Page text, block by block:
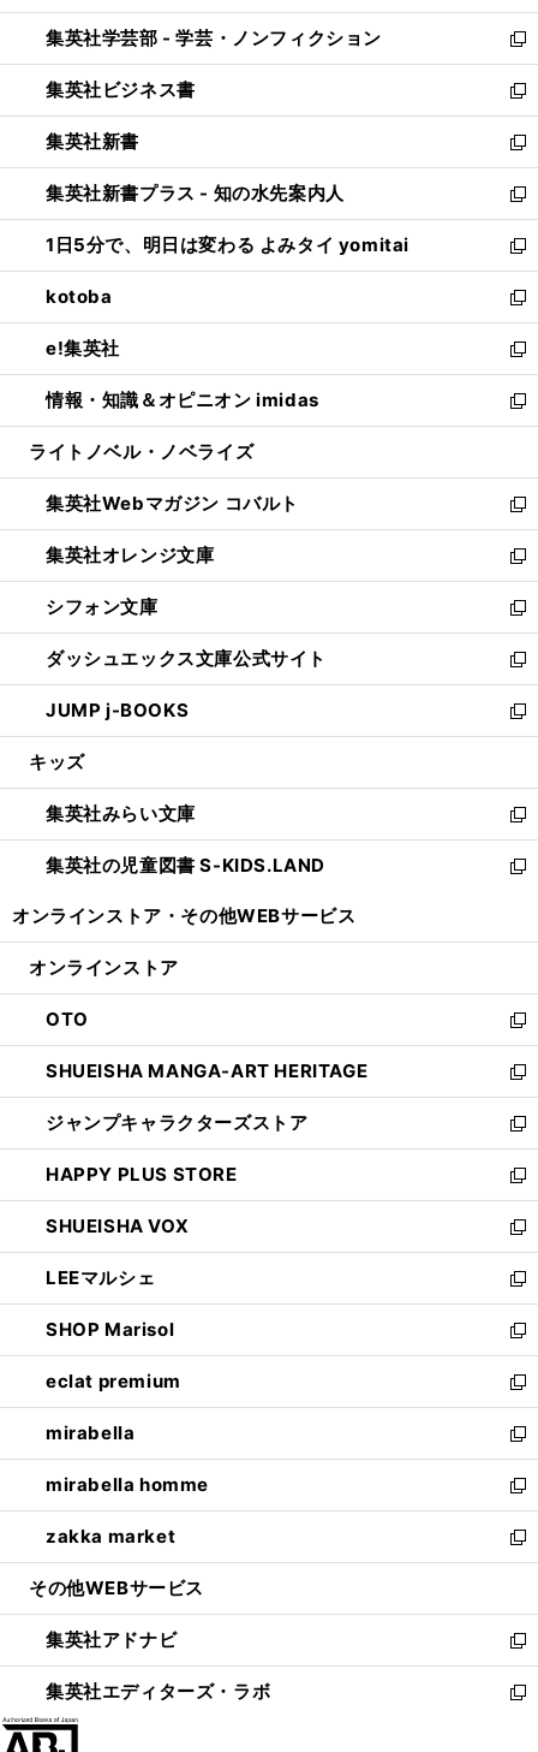
開
く
ウ
で
開
く
ン
ド
ウ
で
開
く
ウ
ィ
ン
ド
ウ
で
開
く
集英社学芸部 - 学芸・ノンフィクション
新
し
い
ウ
ィ
ン
ド
ウ
で
開
く
集英社ビジネス書
新
し
い
ウ
ィ
ン
ド
ウ
で
開
く
集英社新書
新
し
い
ウ
ィ
ン
ド
ウ
で
開
く
集英社新書プラス - 知の水先案内人
新
し
い
ウ
ィ
ン
ド
ウ
で
開
1日5分で、明日は変わる よみタイ yomitai
新
し
い
ウ
ィ
ン
ド
ウ
開
く
kotoba
新
し
い
ウ
ィ
ン
ウ
で
開
く
e!集英社
新
し
い
ウ
ン
ド
ウ
で
開
く
情報・知識＆オピニオン imidas
新
し
ウ
ィ
ン
ド
ウ
で
開
く
ライトノベル・ノベライズ
集英社Webマガジン コバルト
新
し
い
ウ
ィ
ン
ド
ウ
で
開
集英社オレンジ文庫
新
し
い
ウ
ィ
ン
ド
ウ
開
く
シフォン文庫
新
し
い
ウ
ィ
ン
ウ
で
開
く
ダッシュエックス文庫公式サイト
新
し
い
ウ
ン
ド
ウ
で
JUMP j-BOOKS
新
し
ウ
ィ
ン
ド
開
キッズ
集英社みらい文庫
新
し
い
ン
ウ
で
開
く
集英社の児童図書 S-KIDS.LAND
新
ウ
ン
ド
ウ
で
開
く
オンラインストア・ その他WEBサービス
オンラインストア
OTO
新
し
い
ウ
ィ
ン
ド
ウ
で
開
く
SHUEISHA MANGA-ART HERITAGE
新
し
い
ウ
ィ
ン
ド
ウ
で
開
く
ジャンプキャラクターズストア
新
し
い
ウ
ィ
ン
ド
ウ
で
開
く
HAPPY PLUS STORE
新
し
い
ウ
ィ
ン
ド
ウ
で
開
く
SHUEISHA VOX
新
し
い
ウ
ィ
ン
ド
ウ
で
開
く
LEEマルシェ
新
し
い
ウ
ィ
ン
ド
ウ
で
開
く
SHOP Marisol
新
し
い
ウ
ィ
ン
ド
ウ
で
開
eclat premium
新
し
い
ウ
ィ
ン
ド
ウ
開
く
mirabella
新
し
い
ウ
ィ
ン
ウ
で
開
く
mirabella homme
新
し
い
ウ
ン
ド
ウ
で
zakka market
新
し
ウ
ィ
ン
ド
その他WEBサービス
集英社アドナビ
新
し
い
集英社エディターズ・ラボ
新